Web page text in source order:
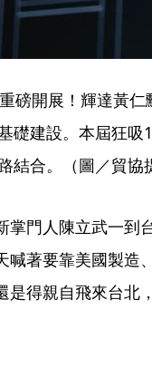
磅開展！輝達黃
礎建設。本屆狂
結合。（圖／貿協
掌門人陳立武一到
喊著要靠美國製造
是得親自飛來台北